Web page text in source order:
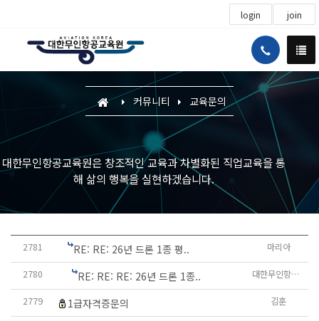
login join
커뮤니티 교육문의
대한무인항공교육원은 창조적인 교육과 차별화된 직업교육을 통
해 삶의 행복을 실현하겠습니다.
2781 RE: RE: 26년 드론 1종 평.. 마리아
2780 RE: RE: RE: 26년 드론 1종.. 대한무인항공교육원
2779 1급자격증문의 김훈